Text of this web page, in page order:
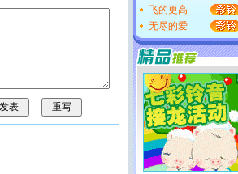
飞的更高
无尽的爱